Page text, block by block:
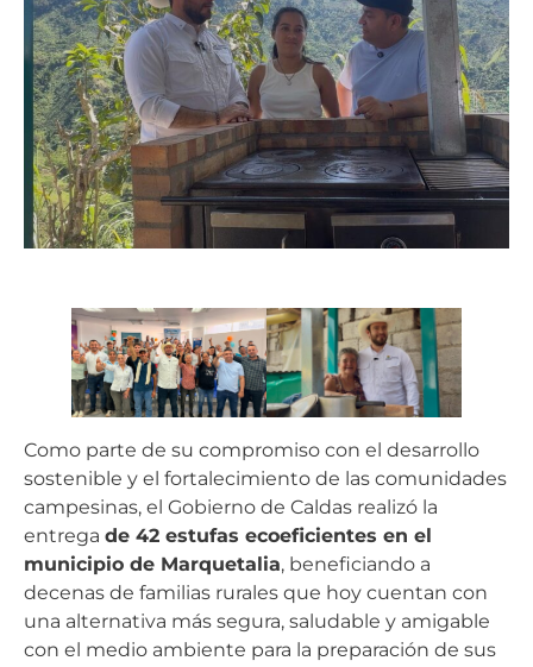
Como parte de su compromiso con el desarrollo
sostenible y el fortalecimiento de las comunidades
campesinas, el Gobierno de Caldas realizó la
entrega de 42 estufas ecoeficientes en el
municipio de Marquetalia, beneficiando a
decenas de familias rurales que hoy cuentan con
una alternativa más segura, saludable y amigable
con el medio ambiente para la preparación de sus